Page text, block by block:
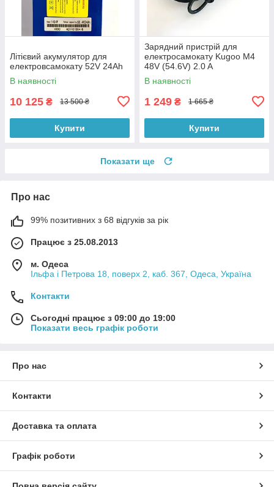
Літієвий акумулятор для
електровсамокату 52V 24Ah
В наявності
10 125 ₴ 13 500 ₴
Купити
Зарядний пристрій для
електросамокату Kugoo M4
48V (54.6V) 2.0 A
В наявності
1 249 ₴ 1 665 ₴
Купити
Показати ще
Про нас
99% позитивних з 68 відгуків за рік
Працює з 25.08.2013
м. Одеса
Ільфа і Петрова 18, поверх 2, каб. 367, Одеса, Україна
Контакти
Сьогодні працює з 09:00 до 19:00
Показати весь графік роботи
Про нас
Контакти
Доставка та оплата
Графік роботи